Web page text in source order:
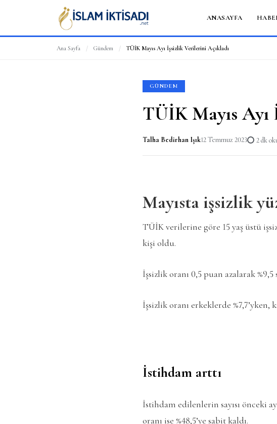
ANASAYFA
Ana Sayfa / Gündem / TÜİK Mayıs Ayı İşsizlik Verilerini Açıkladı
GÜNDEM
TÜİK Mayıs
Talha Bedirhan Işık12 Temmuz 2023 2 dk
Mayısta işsizlik
TÜİK verilerine göre 15 yaş üstü
kişi oldu.
İşsizlik oranı 0,5 puan azalarak
İşsizlik oranı erkeklerde
İstihdam arttı
İstihdam edilenlerin sayısı önceki
oranı ise %48,5’ye sabit kaldı.